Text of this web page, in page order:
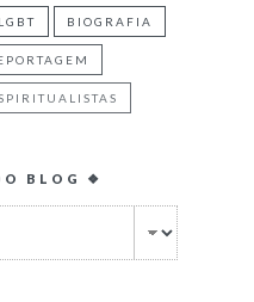
BIOGRAFIA
BLOG ❖